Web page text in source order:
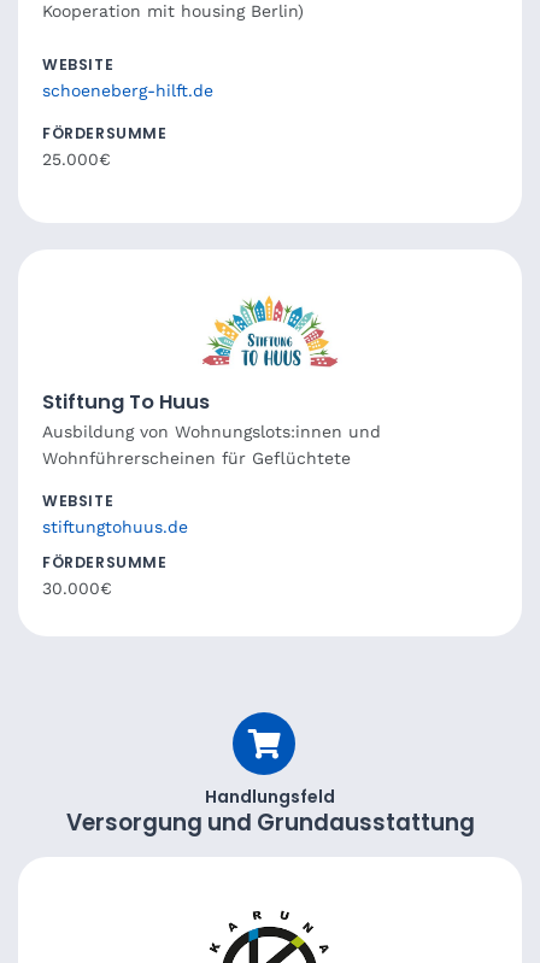
Kooperation mit housing Berlin)
WEBSITE
schoeneberg-hilft.de
FÖRDERSUMME
25.000€
Stiftung To Huus
Ausbildung von Wohnungslots:innen und
Wohnführerscheinen für Geflüchtete
WEBSITE
stiftungtohuus.de
FÖRDERSUMME
30.000€
Handlungsfeld
Versorgung und Grundausstattung